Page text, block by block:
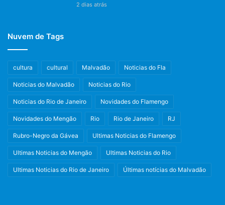
2 dias atrás
Nuvem de Tags
cultura cultural Malvadão Noticias do Fla
Noticias do Malvadão Noticias do Rio
Noticias do Rio de Janeiro Novidades do Flamengo
Novidades do Mengão Rio Rio de Janeiro RJ
Rubro-Negro da Gávea Ultimas Noticias do Flamengo
Ultimas Noticias do Mengão Ultimas Noticias do Rio
Ultimas Noticias do Rio de Janeiro Últimas notícias do Malvadão